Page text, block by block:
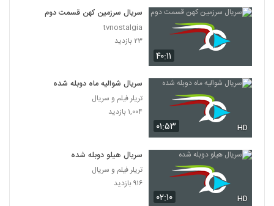
۴۰:۱۱
سریال سرزمین کهن قسمت دوم
tvnostalgia
۲۳ بازدید
۰۱:۵۳ HD
سریال شوالیه ماه دوبله شده
تریلر فیلم و سریال
۱,۰۰۴ بازدید
۰۲:۱۰ HD
سریال هیلو دوبله شده
تریلر فیلم و سریال
۹۱۶ بازدید